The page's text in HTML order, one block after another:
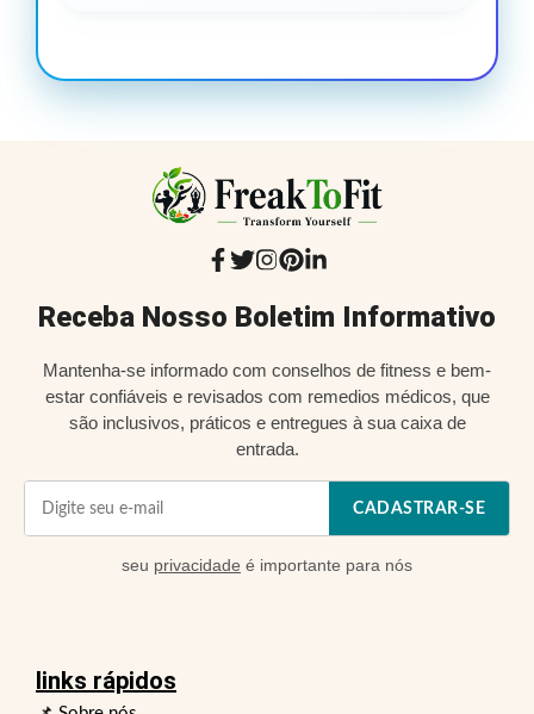
Receba Nosso Boletim Informativo
Mantenha-se informado com conselhos de fitness e bem-
estar confiáveis e revisados com remedios médicos, que
são inclusivos, práticos e entregues à sua caixa de
entrada.
CADASTRAR-SE
seu privacidade é importante para nós
links rápidos